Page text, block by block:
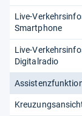
Live-
Smartphone
Live-
Digitalradio